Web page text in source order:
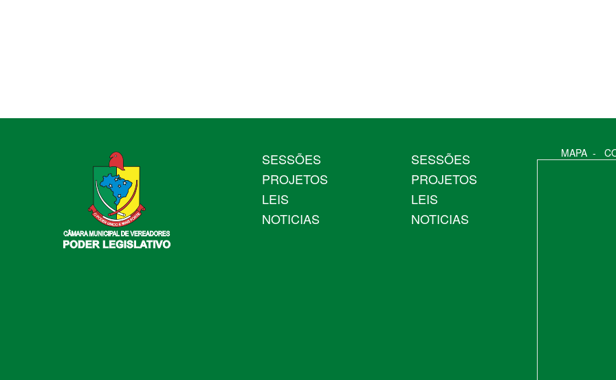
SESSÕES
PROJETOS
LEIS
NOTICIAS
SESSÕES
PROJETOS
LEIS
NOTICIAS
MAPA-